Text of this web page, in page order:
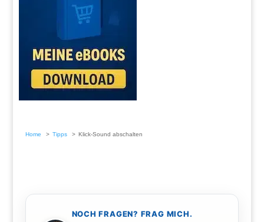
Home Tipps Klick-Sound abschalten
NOCH FRAGEN? FRAG MICH.